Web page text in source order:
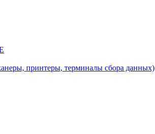
принтеры, терминалы сбора данных)